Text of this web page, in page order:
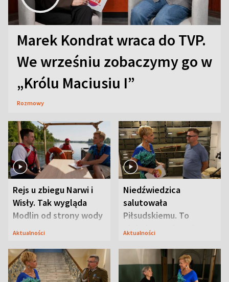
Marek Kondrat wraca do TVP.
We wrześniu zobaczymy go w
„Królu Maciusiu I”
Rozmowy
Rejs u zbiegu Narwi i
Wisły. Tak wygląda
Modlin od strony wody
Aktualności
Niedźwiedzica
salutowała
Piłsudskiemu. To
niejedyna tajemnica
Aktualności